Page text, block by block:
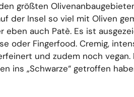
größten
der Insel so viel mit Oliven
eben auch Patè. Es ist
oder Fingerfood. Cremig,
und zudem noch vegan.
ins „Schwarze“ getroffen